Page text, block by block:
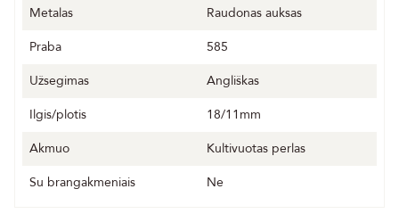
Metalas
Raudonas auksas
Praba
585
Užsegimas
Angliškas
Ilgis/plotis
18/11mm
Akmuo
Kultivuotas perlas
Su brangakmeniais
Ne